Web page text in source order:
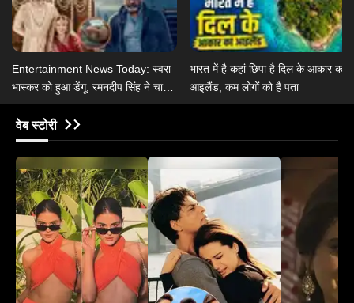
Entertainment News Today: स्वरा
भास्कर को हुआ डेंगू, रमनदीप सिंह ने चार्ली
चौहान से की शादी
भारत में है कहां छिपा है दिल के आकार का
आइलैंड, कम लोगों को है पता
वेब स्टोरी